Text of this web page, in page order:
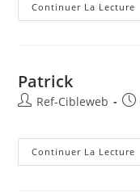
Continuer La Lecture
Patrick
Ref-Cibleweb
Continuer La Lecture